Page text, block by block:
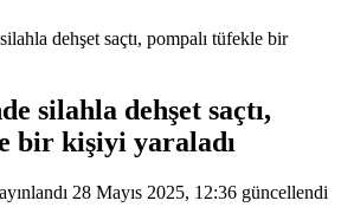
dehşet saçtı, pompalı tüfekle bir
silahla dehşet saçtı,
bir kişiyi yaraladı
28 Mayıs 2025, 12:36 güncellendi